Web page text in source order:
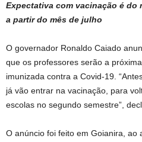
Expectativa com vacinação é do
a partir do mês de julho
O governador Ronaldo Caiado
que os professores serão a
imunizada contra a Covid-19.
já vão entrar na vacinação, para
escolas no segundo semestre”,
O anúncio foi feito em Goianira, ao